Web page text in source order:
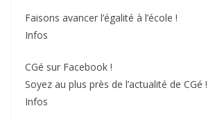
Faisons avancer l’égalité à l’école !
Infos
CGé sur Facebook !
Soyez au plus près de l’actualité de CGé !
Infos